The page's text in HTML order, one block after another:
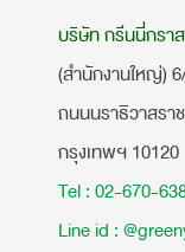
บริษัท กรีนนี่กรา
(สำนักงานใหญ่)
ถนนนราธิวาสรา
กรุงเทพฯ 10120
Tel : 02-670-
Line id :